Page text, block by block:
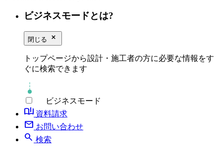
ビジネスモードとは?
閉じる close_small
トップページから設計・施工者の方に必要な情報をす
ぐに検索できます
ビジネスモード
book_ribbon 資料請求
mail お問い合わせ
search 検索